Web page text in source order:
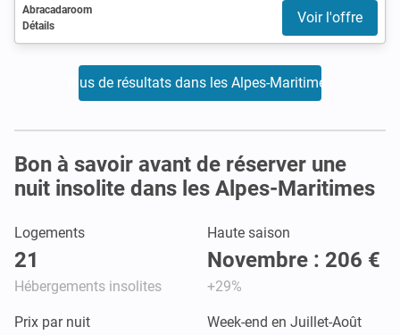
Abracadaroom
Détails
Voir l'offre
Plus de résultats dans les Alpes-Maritimes
Bon à savoir avant de réserver une
nuit insolite dans les Alpes-Maritimes
Logements
21
Hébergements insolites
Haute saison
Novembre : 206 €
+29%
Prix par nuit Week-end en Juillet-Août